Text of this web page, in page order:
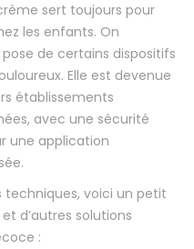
sert toujours pour
les enfants. On
de certains dispositifs
Elle est devenue
établissements
avec une sécurité
une application
techniques, voici un petit
d’autres solutions
: